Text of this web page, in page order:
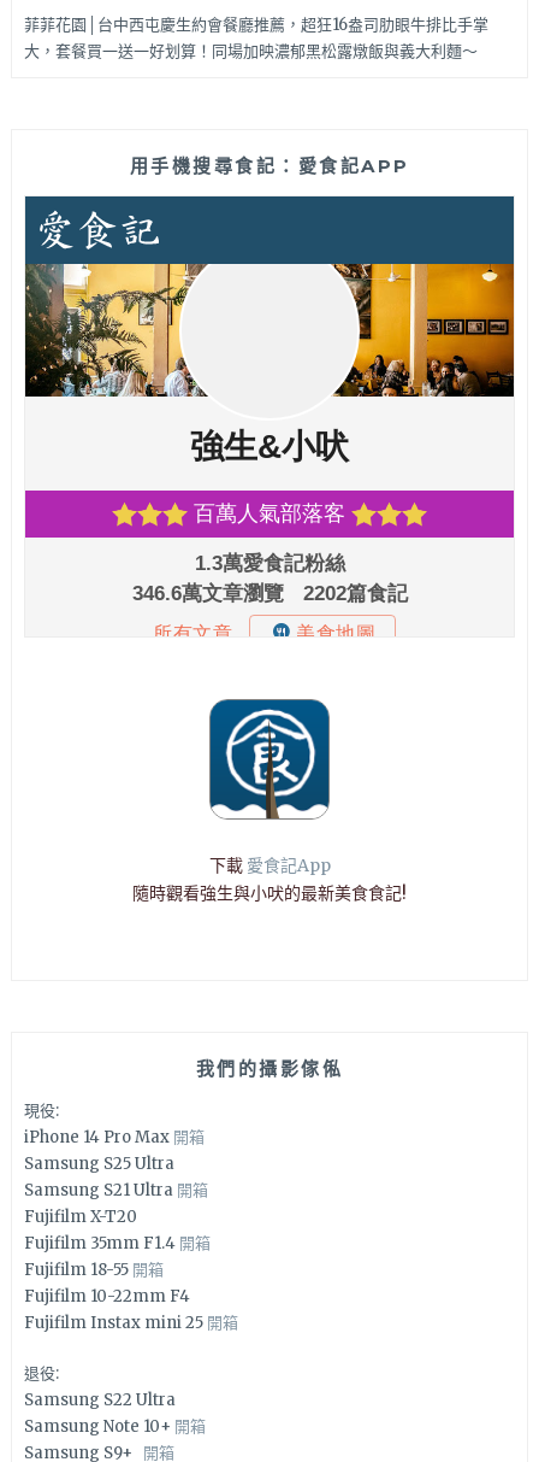
菲菲花園│台中西屯慶生約會餐廳推薦，超狂16盎司肋眼牛排比手掌
大，套餐買一送一好划算！同場加映濃郁黑松露燉飯與義大利麵～
用手機搜尋食記：愛食記APP
下載 愛食記App
隨時觀看強生與小吠的最新美食食記!
我們的攝影傢俬
現役:
iPhone 14 Pro Max 開箱
Samsung S25 Ultra
Samsung S21 Ultra 開箱
Fujifilm X-T20
Fujifilm 35mm F1.4 開箱
Fujifilm 18-55 開箱
Fujifilm 10-22mm F4
Fujifilm Instax mini 25 開箱
退役:
Samsung S22 Ultra
Samsung Note 10+ 開箱
Samsung S9+ 開箱